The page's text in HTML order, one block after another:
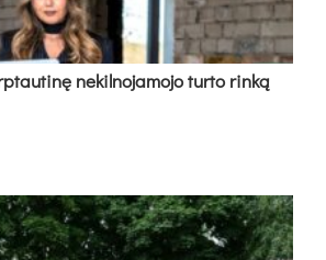
nekilnojamojo turto rinką